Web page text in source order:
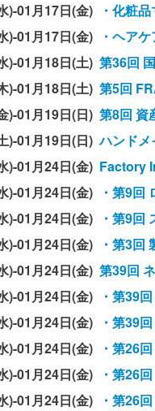
)-01月17日(金)
・化粧
)-01月17日(金)
・ヘア
)-01月18日(土) 第36回
)-01月18日(土) 第5回
)-01月19日(日) 第8回 資
)-01月19日(日)ハンド
)-01月24日(金) Factory
)-01月24日(金)
・第9回
)-01月24日(金)
・第9回
)-01月24日(金)
・第3回
)-01月24日(金) 第39回
)-01月24日(金)
・第39
)-01月24日(金)
・第39
)-01月24日(金)
・第26
)-01月24日(金)
・第26
)-01月24日(金)
・第26